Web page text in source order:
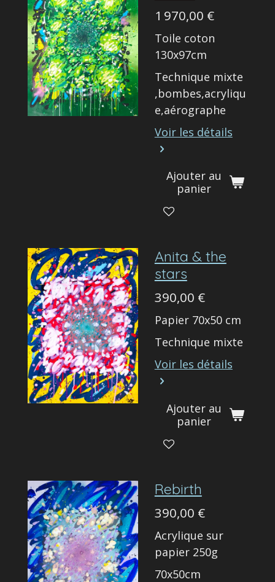
1 970,00 €
Toile coton
130x97cm
Technique mixte
,bombes,acryliqu
e,aérographe
Voir les détails
Ajouter au
panier
Anita & the
stars
390,00 €
Papier 70x50 cm
Technique mixte
Voir les détails
Ajouter au
panier
Rebirth
390,00 €
Acrylique sur
papier 250g
70x50cm